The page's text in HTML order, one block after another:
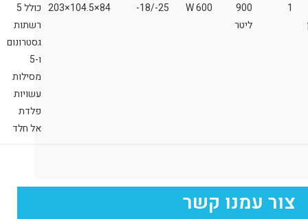
1
900
ליטר
600 W
25-/18-
84×104.5×203
כולל 5
רשתות
גסטרונום
ו-5
מסילות
עשויות
פלדת
אל חלד
צור עמנו קשר